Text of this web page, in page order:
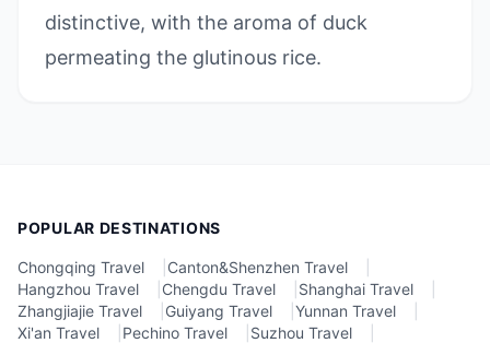
distinctive, with the aroma of duck
permeating the glutinous rice.
POPULAR DESTINATIONS
Chongqing Travel Canton&Shenzhen Travel
Hangzhou Travel
Chengdu Travel Shanghai Travel
Zhangjiajie Travel
Guiyang Travel Yunnan Travel
Xi'an Travel
Pechino Travel Suzhou Travel